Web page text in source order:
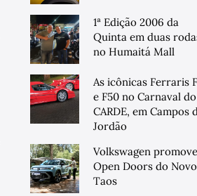
1ª Edição 2006 da
Quinta em duas
no Humaitá Mall
As icônicas Ferraris
e F50 no Carnaval do
CARDE, em Campos
Jordão
Volkswagen promove
Open Doors do Novo
Taos